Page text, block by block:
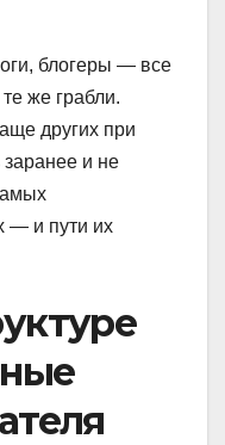
блогеры — все
же грабли.
других при
заранее и не
— и пути их